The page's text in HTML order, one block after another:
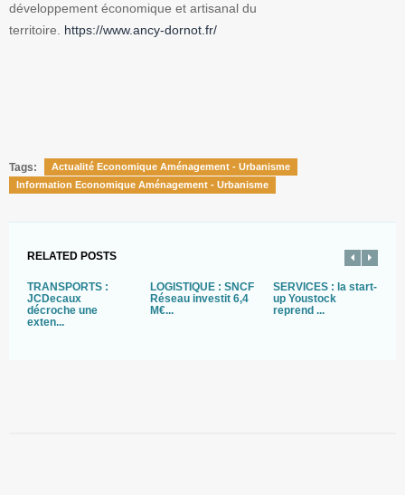
développement économique et artisanal du
territoire. https://www.ancy-dornot.fr/
Tags:
Actualité Economique Aménagement - Urbanisme
Information Economique Aménagement - Urbanisme
RELATED POSTS
TRANSPORTS :
JCDecaux
décroche une
exten...
LOGISTIQUE : SNCF
Réseau investit 6,4
M€...
SERVICES : la start-
up Youstock
reprend ...